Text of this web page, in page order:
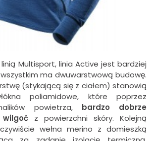
Multisport, linia Active jest bardziej
wszystkim ma dwuwarstwową budowę.
(stykającą się z ciałem) stanowią
poliamidowe, które poprzez
powietrza, bardzo dobrze
z powierzchni skóry. Kolejną
wełna merino z domieszką